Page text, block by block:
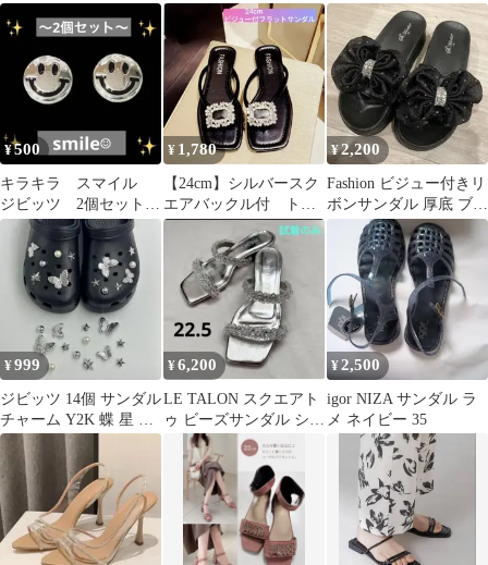
ブロックヒール A5554
ール Sサイズ
黒 ブラック 本革 厚底
LLサイズ
¥500
キラキラ スマイル
ジビッツ 2個セット
サンダル クロック
ス メタリックカラー
¥ 1,780
【24cm】シルバースク
エアバックル付 トン
グサンダル フラット/
ペタンコ 新品
¥2,200
Fashion ビジュー付きリ
ボンサンダル 厚底 ブラ
ック
¥999
ジビッツ 14個 サンダル
チャーム Y2K 蝶 星 メ
タル シルバー パンク
¥6,200
LE TALON スクエアト
ゥ ビーズサンダル シル
バー 22.5
¥2,500
igor NIZA サンダル ラ
メ ネイビー 35